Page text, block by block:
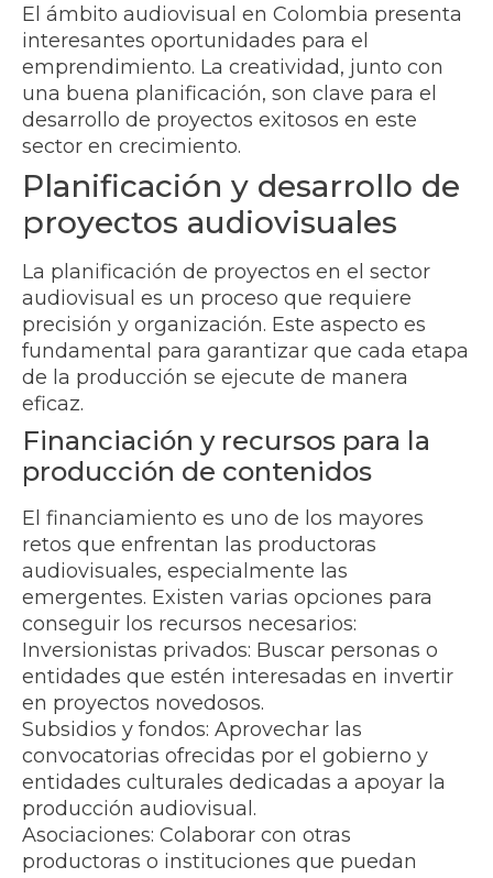
El ámbito audiovisual en Colombia presenta
interesantes oportunidades para el
emprendimiento. La creatividad, junto con
una buena planificación, son clave para el
desarrollo de proyectos exitosos en este
sector en crecimiento.
Planificación y desarrollo de
proyectos audiovisuales
La planificación de proyectos en el sector
audiovisual es un proceso que requiere
precisión y organización. Este aspecto es
fundamental para garantizar que cada etapa
de la producción se ejecute de manera
eficaz.
Financiación y recursos para la
producción de contenidos
El financiamiento es uno de los mayores
retos que enfrentan las productoras
audiovisuales, especialmente las
emergentes. Existen varias opciones para
conseguir los recursos necesarios:
Inversionistas privados: Buscar personas o
entidades que estén interesadas en invertir
en proyectos novedosos.
Subsidios y fondos: Aprovechar las
convocatorias ofrecidas por el gobierno y
entidades culturales dedicadas a apoyar la
producción audiovisual.
Asociaciones: Colaborar con otras
productoras o instituciones que puedan